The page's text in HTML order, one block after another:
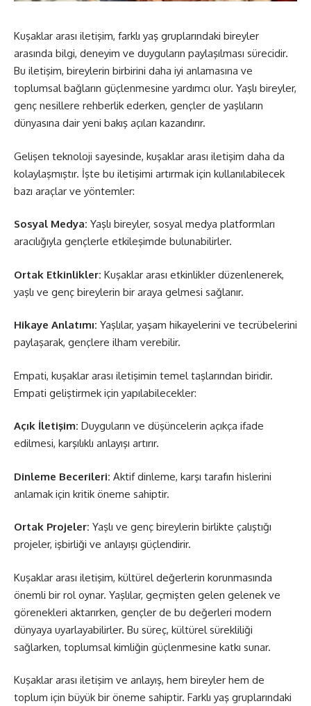
Kuşaklar arası iletişim, farklı yaş gruplarındaki bireyler
arasında bilgi, deneyim ve duyguların paylaşılması sürecidir.
Bu iletişim, bireylerin birbirini daha iyi anlamasına ve
toplumsal bağların güçlenmesine yardımcı olur. Yaşlı bireyler,
genç nesillere rehberlik ederken, gençler de yaşlıların
dünyasına dair yeni bakış açıları kazandırır.
Gelişen teknoloji sayesinde, kuşaklar arası iletişim daha da
kolaylaşmıştır. İşte bu iletişimi artırmak için kullanılabilecek
bazı araçlar ve yöntemler:
Sosyal Medya: Yaşlı bireyler, sosyal medya platformları
aracılığıyla gençlerle etkileşimde bulunabilirler.
Ortak Etkinlikler: Kuşaklar arası etkinlikler düzenlenerek,
yaşlı ve genç bireylerin bir araya gelmesi sağlanır.
Hikaye Anlatımı: Yaşlılar, yaşam hikayelerini ve tecrübelerini
paylaşarak, gençlere ilham verebilir.
Empati, kuşaklar arası iletişimin temel taşlarından biridir.
Empati geliştirmek için yapılabilecekler:
Açık İletişim: Duyguların ve düşüncelerin açıkça ifade
edilmesi, karşılıklı anlayışı artırır.
Dinleme Becerileri: Aktif dinleme, karşı tarafın hislerini
anlamak için kritik öneme sahiptir.
Ortak Projeler: Yaşlı ve genç bireylerin birlikte çalıştığı
projeler, işbirliği ve anlayışı güçlendirir.
Kuşaklar arası iletişim, kültürel değerlerin korunmasında
önemli bir rol oynar. Yaşlılar, geçmişten gelen gelenek ve
görenekleri aktarırken, gençler de bu değerleri modern
dünyaya uyarlayabilirler. Bu süreç, kültürel sürekliliği
sağlarken, toplumsal kimliğin güçlenmesine katkı sunar.
Kuşaklar arası iletişim ve anlayış, hem bireyler hem de
toplum için büyük bir öneme sahiptir. Farklı yaş gruplarındaki